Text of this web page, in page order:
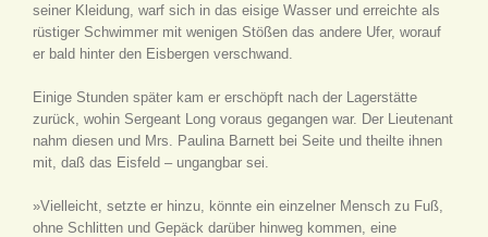
seiner Kleidung, warf sich in das eisige Wasser und erreichte als
rüstiger Schwimmer mit wenigen Stößen das andere Ufer, worauf
er bald hinter den Eisbergen verschwand.
Einige Stunden später kam er erschöpft nach der Lagerstätte
zurück, wohin Sergeant Long voraus gegangen war. Der Lieutenant
nahm diesen und Mrs. Paulina Barnett bei Seite und theilte ihnen
mit, daß das Eisfeld – ungangbar sei.
»Vielleicht, setzte er hinzu, könnte ein einzelner Mensch zu Fuß,
ohne Schlitten und Gepäck darüber hinweg kommen, eine